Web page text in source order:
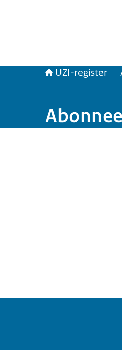
UZI-register